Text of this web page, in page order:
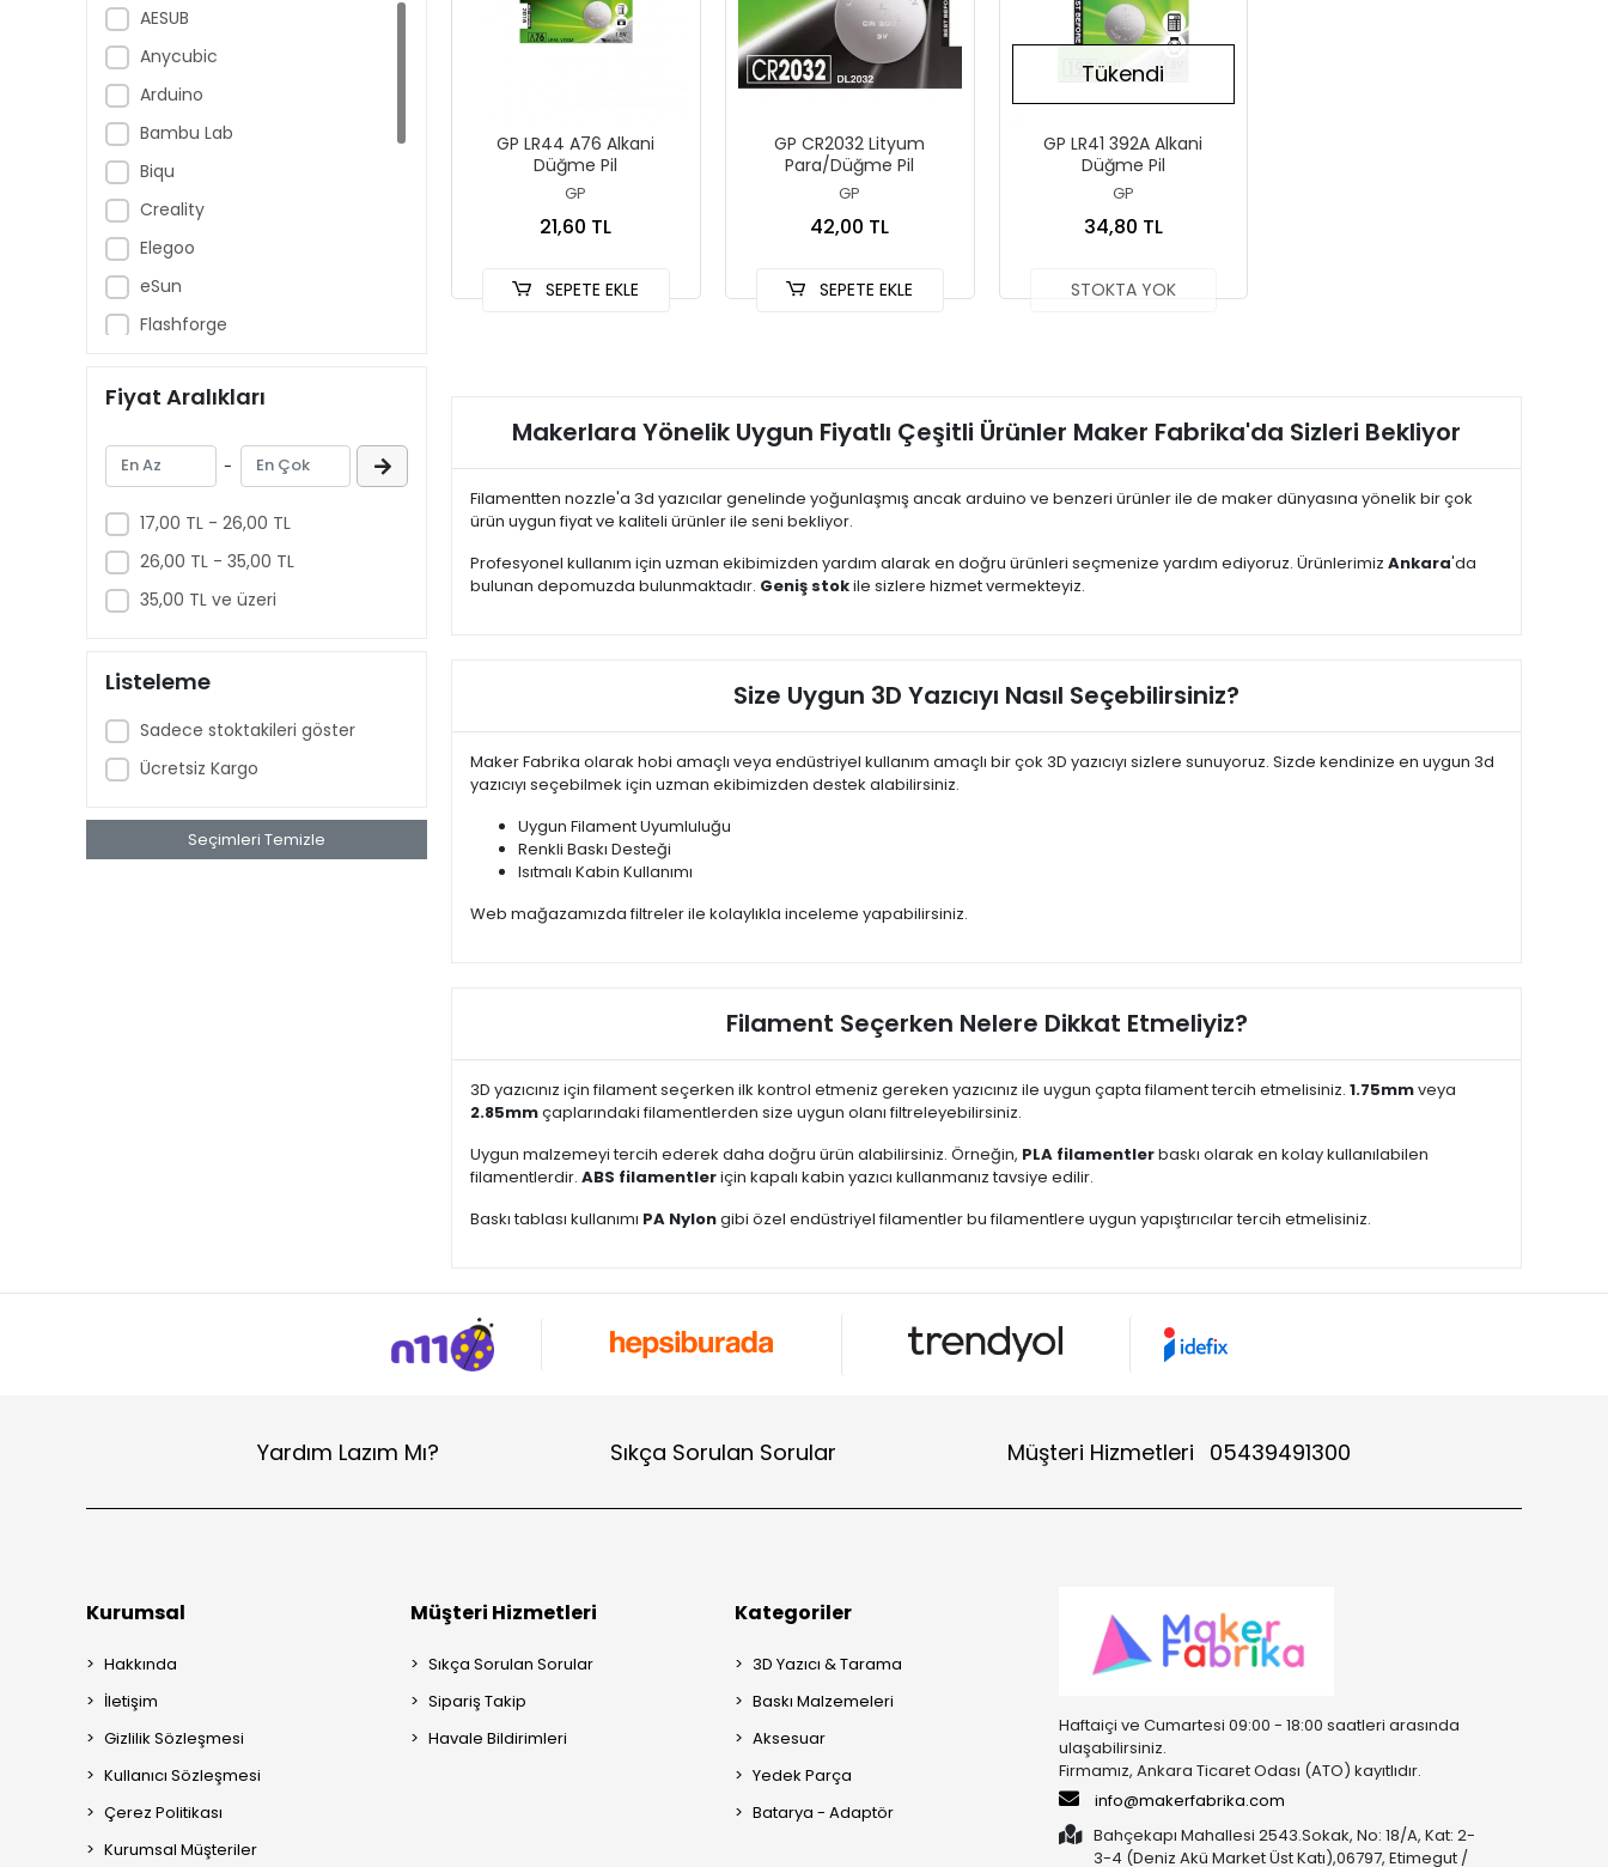
AESUB
Anycubic
Arduino
Bambu Lab
Biqu
Creality
Elegoo
eSun
Flashforge
GP
Kingroon
Magigoo
Maker Fabrika
Oxford
Pinax
Snapmaker
Fiyat Aralıkları
-
17,00 TL - 26,00 TL
26,00 TL - 35,00 TL
35,00 TL ve üzeri
Listeleme
Sadece stoktakileri göster
Ücretsiz Kargo
Seçimleri Temizle
GP LR44 A76 Alkani
Düğme Pil
GP
21,60 TL
SEPETE EKLE
GP CR2032 Lityum
Para/Düğme Pil
GP
42,00 TL
SEPETE EKLE
Tükendi
GP LR41 392A Alkani
Düğme Pil
GP
34,80 TL
STOKTA YOK
Makerlara Yönelik Uygun Fiyatlı Çeşitli Ürünler Maker Fabrika'da Sizleri Bekliyor
Filamentten nozzle'a 3d yazıcılar genelinde yoğunlaşmış ancak arduino ve benzeri ürünler ile de maker dünyasına yönelik bir çok
ürün uygun fiyat ve kaliteli ürünler ile seni bekliyor.
Profesyonel kullanım için uzman ekibimizden yardım alarak en doğru ürünleri seçmenize yardım ediyoruz. Ürünlerimiz Ankara'da
bulunan depomuzda bulunmaktadır. Geniş stokile sizlere hizmet vermekteyiz.
Size Uygun 3D Yazıcıyı Nasıl Seçebilirsiniz?
Maker Fabrika olarak hobi amaçlı veya endüstriyel kullanım amaçlı bir çok 3D yazıcıyı sizlere sunuyoruz. Sizde kendinize en uygun 3d
yazıcıyı seçebilmek için uzman ekibimizden destek alabilirsiniz.
Uygun Filament Uyumluluğu
Renkli Baskı Desteği
Isıtmalı Kabin Kullanımı
Web mağazamızda filtreler ile kolaylıkla inceleme yapabilirsiniz.
Filament Seçerken Nelere Dikkat Etmeliyiz?
3D yazıcınız için filament seçerken ilk kontrol etmeniz gereken yazıcınız ile uygun çapta filament tercih etmelisiniz. 1.75mmveya
2.85mmçaplarındaki filamentlerden size uygun olanı filtreleyebilirsiniz.
Uygun malzemeyi tercih ederek daha doğru ürün alabilirsiniz. Örneğin, PLA filamentlerbaskı olarak en kolay kullanılabilen
filamentlerdir. ABS filamentleriçin kapalı kabin yazıcı kullanmanız tavsiye edilir.
Baskı tablası kullanımı PA Nylongibi özel endüstriyel filamentler bu filamentlere uygun yapıştırıcılar tercih etmelisiniz.
Yardım Lazım Mı? Sıkça Sorulan Sorular Müşteri Hizmetleri 05439491300
Kurumsal
Hakkında
İletişim
Gizlilik Sözleşmesi
Kullanıcı Sözleşmesi
Çerez Politikası
Kurumsal Müşteriler
Müşteri Hizmetleri
Sıkça Sorulan Sorular
Sipariş Takip
Havale Bildirimleri
Kategoriler
3D Yazıcı & Tarama
Baskı Malzemeleri
Aksesuar
Yedek Parça
Batarya - Adaptör
Haftaiçi ve Cumartesi 09:00 - 18:00 saatleri arasında
ulaşabilirsiniz.
Firmamız, Ankara Ticaret Odası (ATO) kayıtlıdır.
info@makerfabrika.com
Bahçekapı Mahallesi 2543.Sokak, No: 18/A, Kat: 2-
3-4 (Deniz Akü Market Üst Katı),06797, Etimegut /